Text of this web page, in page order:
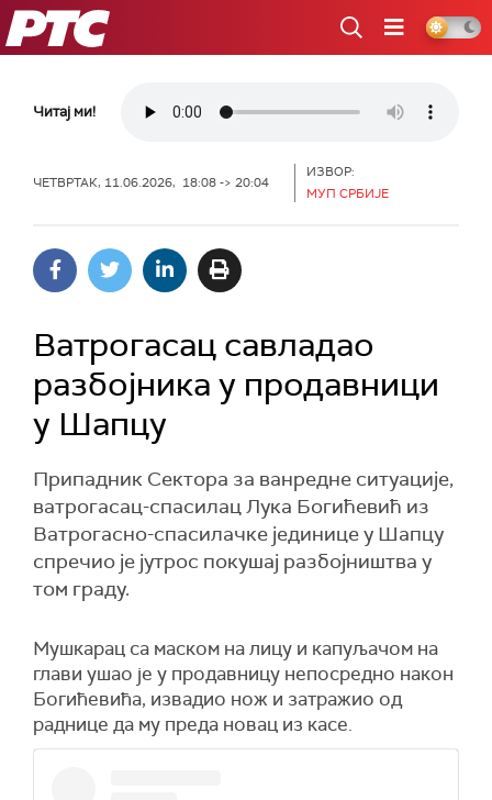
РТС
Читај ми!
ЧЕТВРТАК, 11.06.2026, 18:08 -> 20:04
ИЗВОР:
МУП СРБИЈЕ
Ватрогасац савладао
разбојника у продавници
у Шапцу
Припадник Сектора за ванредне ситуације,
ватрогасац-спасилац Лука Богићевић из
Ватрогасно-спасилачке јединице у Шапцу
спречио је јутрос покушај разбојништва у
том граду.
Мушкарац са маском на лицу и капуљачом на
глави ушао је у продавницу непосредно након
Богићевића, извадио нож и затражио од
раднице да му преда новац из касе.